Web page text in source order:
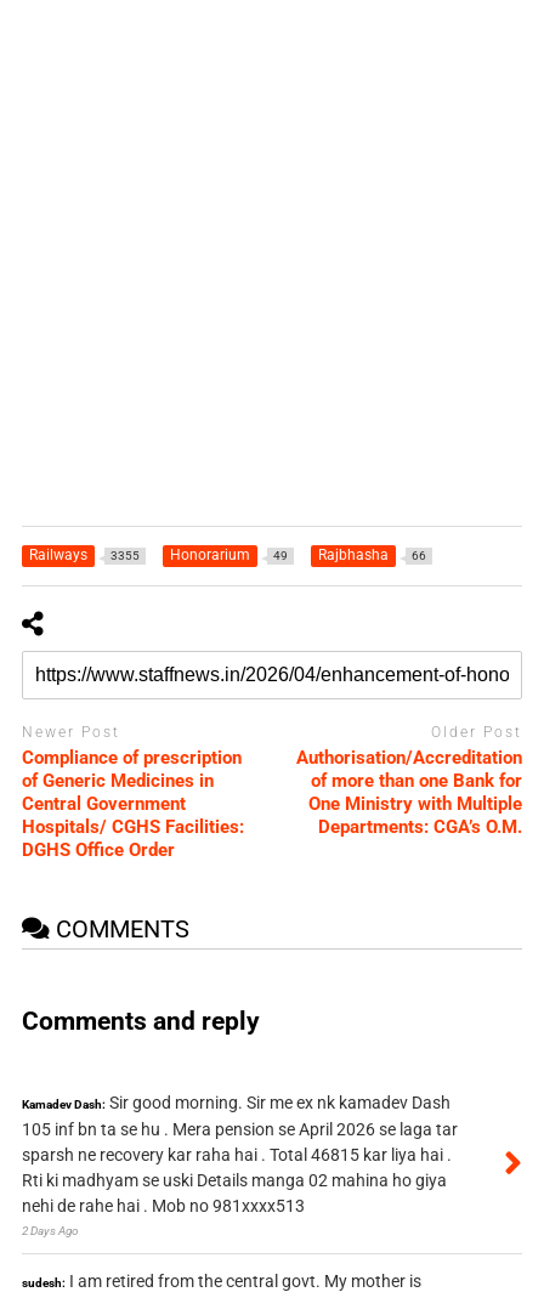
Railways 3355 Honorarium 49 Rajbhasha 66
Newer Post
Compliance of prescription
of Generic Medicines in
Central Government
Hospitals/ CGHS Facilities:
DGHS Office Order
Older Post
Authorisation/Accreditation
of more than one Bank for
One Ministry with Multiple
Departments: CGA’s O.M.
COMMENTS
Comments and reply
Kamadev Dash: Sir good morning. Sir me ex nk kamadev Dash
105 inf bn ta se hu . Mera pension se April 2026 se laga tar
sparsh ne recovery kar raha hai . Total 46815 kar liya hai .
Rti ki madhyam se uski Details manga 02 mahina ho giya
nehi de rahe hai . Mob no 981xxxx513
2 Days Ago
sudesh: I am retired from the central govt. My mother is